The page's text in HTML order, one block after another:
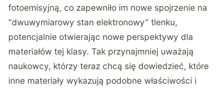
fotoemisyjną, co zapewniło im nowe spojrzenie na
“dwuwymiarowy stan elektronowy” tlenku,
potencjalnie otwierając nowe perspektywy dla
materiałów tej klasy. Tak przynajmniej uważają
naukowcy, którzy teraz chcą się dowiedzieć, które
inne materiały wykazują podobne właściwości i